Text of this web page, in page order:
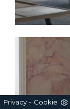
Privacy - Cookie